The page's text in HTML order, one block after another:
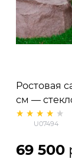
Ростовая
см —
скульптура
U07494
69 500